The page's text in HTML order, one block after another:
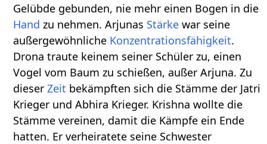
Gelübde gebunden, nie mehr einen Bogen in die
Hand zu nehmen. Arjunas Stärke war seine
außergewöhnliche Konzentrationsfähigkeit.
Drona traute keinem seiner Schüler zu, einen
Vogel vom Baum zu schießen, außer Arjuna. Zu
dieserZeit bekämpften sich die Stämme der Jatri
Krieger und Abhira Krieger. Krishna wollte die
Stämme vereinen, damit die Kämpfe ein Ende
hatten. Er verheiratete seine Schwester